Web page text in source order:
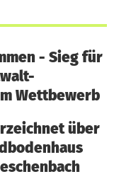
- Sieg für
Wettbewerb
über